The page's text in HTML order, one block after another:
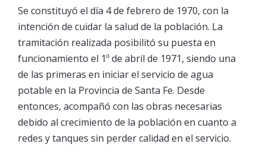
Se constituyó el día 4 de febrero de 1970, con la
intención de cuidar la salud de la población. La
tramitación realizada posibilitó su puesta en
funcionamiento el 1º de abril de 1971, siendo una
de las primeras en iniciar el servicio de agua
potable en la Provincia de Santa Fe. Desde
entonces, acompañó con las obras necesarias
debido al crecimiento de la población en cuanto a
redes y tanques sin perder calidad en el servicio.